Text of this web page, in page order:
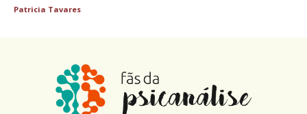
Patricia Tavares